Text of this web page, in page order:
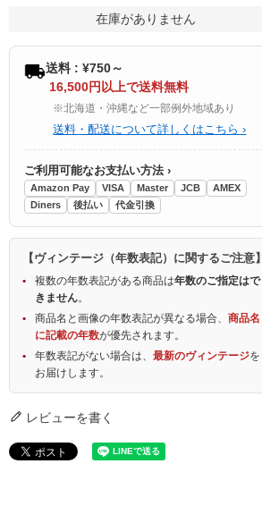
在庫がありません
送料 : ¥750～
16,500円以上で送料無料
※北海道・沖縄など一部例外地域あり
送料・配送について詳しくはこちら ›
ご利用可能なお支払い方法 ›
Amazon Pay VISA Master JCB
AMEX
Diners
後払い 代金引換
【ヴィンテージ（年数表記）に関するご注意】
複数の年数表記がある商品は年数のご指定はで
きません。
商品名と画像の年数表記が異なる場合、商品名
に記載の年数が優先されます。
年数表記がない場合は、最新のヴィンテージを
お届けします。
レビューを書く